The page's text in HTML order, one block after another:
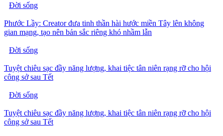
Đời sống
Phước Lầy: Creator đưa tinh thần hài hước miền Tây lên không
gian mạng, tạo nên bản sắc riêng khó nhầm lẫn
Đời sống
Tuyệt chiêu sạc đầy năng lượng, khai tiệc tân niên rạng rỡ cho hội
công sở sau Tết
Đời sống
Tuyệt chiêu sạc đầy năng lượng, khai tiệc tân niên rạng rỡ cho hội
công sở sau Tết